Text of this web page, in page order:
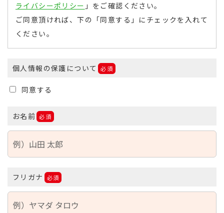
ライバシーポリシー 」をご確認ください。
ご同意頂ければ、下の「同意する」にチェックを入れて
ください。
個人情報の保護について 必須
同意する
お名前 必須
フリガナ 必須